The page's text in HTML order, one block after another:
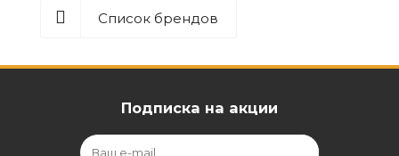
Список брендов
Подписка на акции